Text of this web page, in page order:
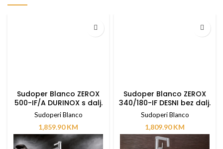
Sudoper Blanco ZEROX
500-IF/A DURINOX s dalj.
upravlj.
Sudoperi Blanco
1,859.90KM
Sudoper Blanco ZEROX
340/180-IF DESNI bez dalj.
upravlj.
Sudoperi Blanco
1,809.90KM